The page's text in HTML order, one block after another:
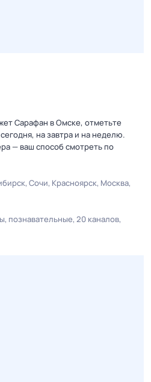
Сарафан в Омске, отметьте
на завтра и на неделю.
— ваш способ смотреть по
Сочи Красноярск Москва
познавательные 20 каналов